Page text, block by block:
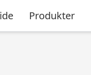
Produkter